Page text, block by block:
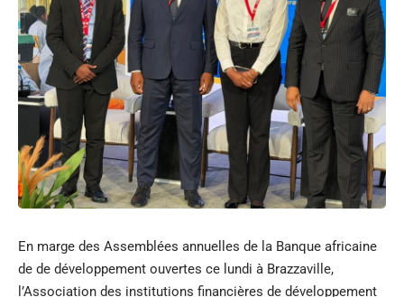
En marge des Assemblées annuelles de la Banque africaine
de de développement ouvertes ce lundi à Brazzaville,
l’Association des institutions financières de développement